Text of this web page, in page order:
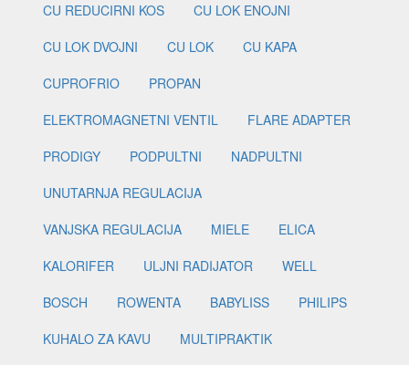
CU REDUCIRNI KOS
CU LOK ENOJNI
CU LOK DVOJNI
CU LOK
CU KAPA
CUPROFRIO
PROPAN
ELEKTROMAGNETNI VENTIL
FLARE ADAPTER
PRODIGY
PODPULTNI
NADPULTNI
UNUTARNJA REGULACIJA
VANJSKA REGULACIJA
MIELE
ELICA
KALORIFER
ULJNI RADIJATOR
WELL
BOSCH
ROWENTA BABYLISS
PHILIPS
KUHALO ZA KAVU
MULTIPRAKTIK